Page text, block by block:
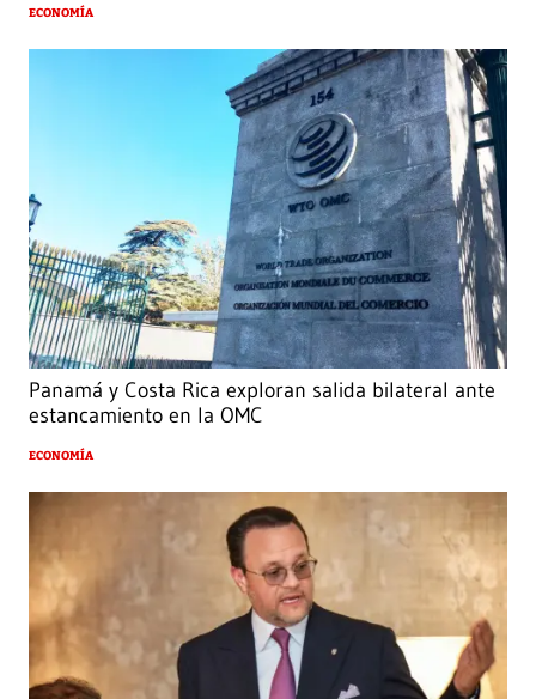
ECONOMÍA
Panamá y Costa Rica exploran salida bilateral ante
estancamiento en la OMC
ECONOMÍA